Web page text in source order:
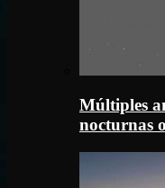
Múltiples
nocturnas